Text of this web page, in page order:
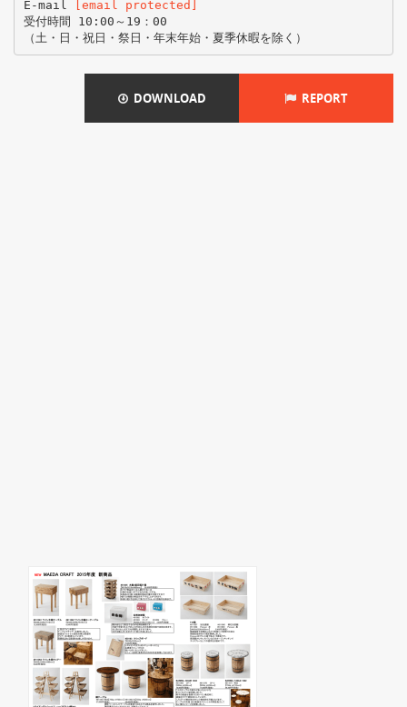
E-mail
[email protected]
受付時間 10:00～19：00
DOWNLOAD REPORT